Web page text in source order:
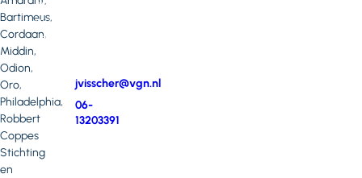
Bartimeus,
Cordaan,
Middin,
Odion,
Oro,
Philadelphia,
Robbert
Coppes
Stichting
en
op
met
Jan
Visscher
mail
jvisscher@vgn.nl
Telefoonnummer
06-
13203391